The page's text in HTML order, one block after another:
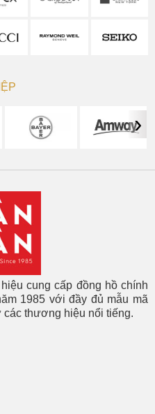
›
cung cấp đồng hồ chính
1985 với đầy đủ mẫu mã
thương hiệu nổi tiếng.